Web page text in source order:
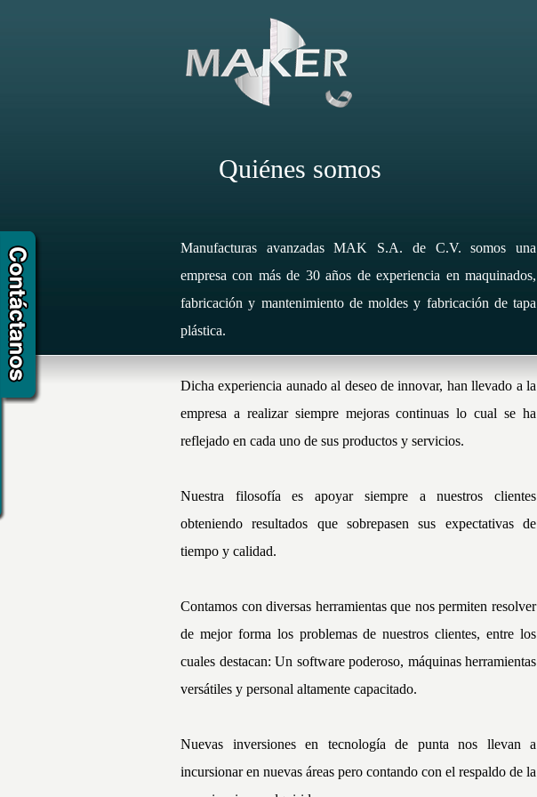
Quiénes somos
Manufacturas avanzadas MAK S.A. de C.V. somos una
empresa con más de 30 años de experiencia en maquinados,
fabricación y mantenimiento de moldes y fabricación de tapa
plástica.
Dicha experiencia aunado al deseo de innovar, han llevado a la
empresa a realizar siempre mejoras continuas lo cual se ha
reflejado en cada uno de sus productos y servicios.
Nuestra filosofía es apoyar siempre a nuestros clientes
obteniendo resultados que sobrepasen sus expectativas de
tiempo y calidad.
Contamos con diversas herramientas que nos permiten resolver
de mejor forma los problemas de nuestros clientes, entre los
cuales destacan: Un software poderoso, máquinas herramientas
versátiles y personal altamente capacitado.
Nuevas inversiones en tecnología de punta nos llevan a
incursionar en nuevas áreas pero contando con el respaldo de la